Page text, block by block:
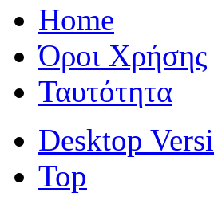
Home
Όροι Χρήσης
Ταυτότητα
Desktop
Top